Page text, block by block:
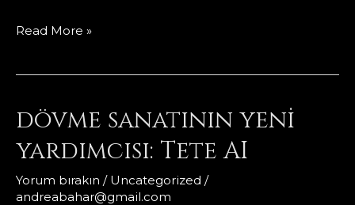
Babil
Read More »
dövme sanatının yeni
yardımcısı: Tete AI
Yorum bırakın / Uncategorized /
andreabahar@gmail.com